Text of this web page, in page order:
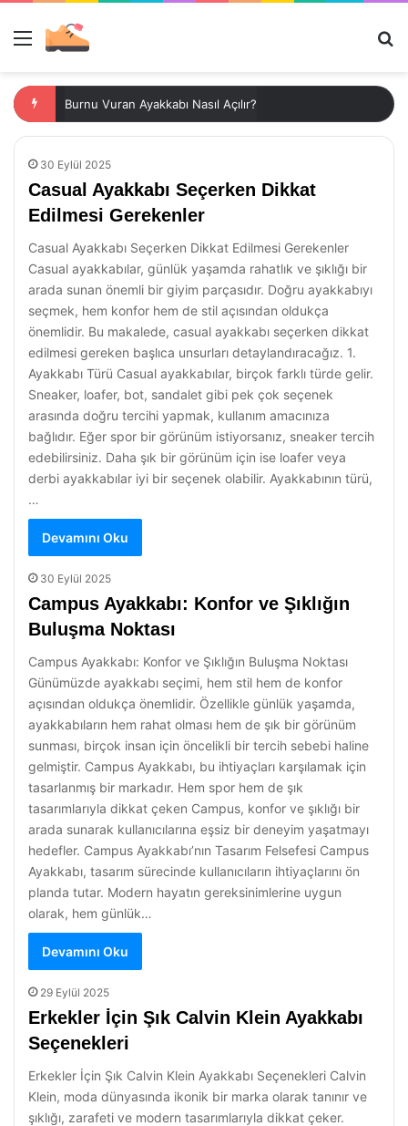
Menü
Burnu Vuran Ayakkabı Nasıl Açılır?
30 Eylül 2025
Casual Ayakkabı Seçerken Dikkat
Edilmesi Gerekenler
Casual Ayakkabı Seçerken Dikkat Edilmesi Gerekenler
Casual ayakkabılar, günlük yaşamda rahatlık ve şıklığı bir
arada sunan önemli bir giyim parçasıdır. Doğru ayakkabıyı
seçmek, hem konfor hem de stil açısından oldukça
önemlidir. Bu makalede, casual ayakkabı seçerken dikkat
edilmesi gereken başlıca unsurları detaylandıracağız. 1.
Ayakkabı Türü Casual ayakkabılar, birçok farklı türde gelir.
Sneaker, loafer, bot, sandalet gibi pek çok seçenek
arasında doğru tercihi yapmak, kullanım amacınıza
bağlıdır. Eğer spor bir görünüm istiyorsanız, sneaker tercih
edebilirsiniz. Daha şık bir görünüm için ise loafer veya
derbi ayakkabılar iyi bir seçenek olabilir. Ayakkabının türü,
…
Devamını Oku
30 Eylül 2025
Campus Ayakkabı: Konfor ve Şıklığın
Buluşma Noktası
Campus Ayakkabı: Konfor ve Şıklığın Buluşma Noktası
Günümüzde ayakkabı seçimi, hem stil hem de konfor
açısından oldukça önemlidir. Özellikle günlük yaşamda,
ayakkabıların hem rahat olması hem de şık bir görünüm
sunması, birçok insan için öncelikli bir tercih sebebi haline
gelmiştir. Campus Ayakkabı, bu ihtiyaçları karşılamak için
tasarlanmış bir markadır. Hem spor hem de şık
tasarımlarıyla dikkat çeken Campus, konfor ve şıklığı bir
arada sunarak kullanıcılarına eşsiz bir deneyim yaşatmayı
hedefler. Campus Ayakkabı’nın Tasarım Felsefesi Campus
Ayakkabı, tasarım sürecinde kullanıcıların ihtiyaçlarını ön
planda tutar. Modern hayatın gereksinimlerine uygun
olarak, hem günlük…
Devamını Oku
29 Eylül 2025
Erkekler İçin Şık Calvin Klein Ayakkabı
Seçenekleri
Erkekler İçin Şık Calvin Klein Ayakkabı Seçenekleri Calvin
Klein, moda dünyasında ikonik bir marka olarak tanınır ve
şıklığı, zarafeti ve modern tasarımlarıyla dikkat çeker.